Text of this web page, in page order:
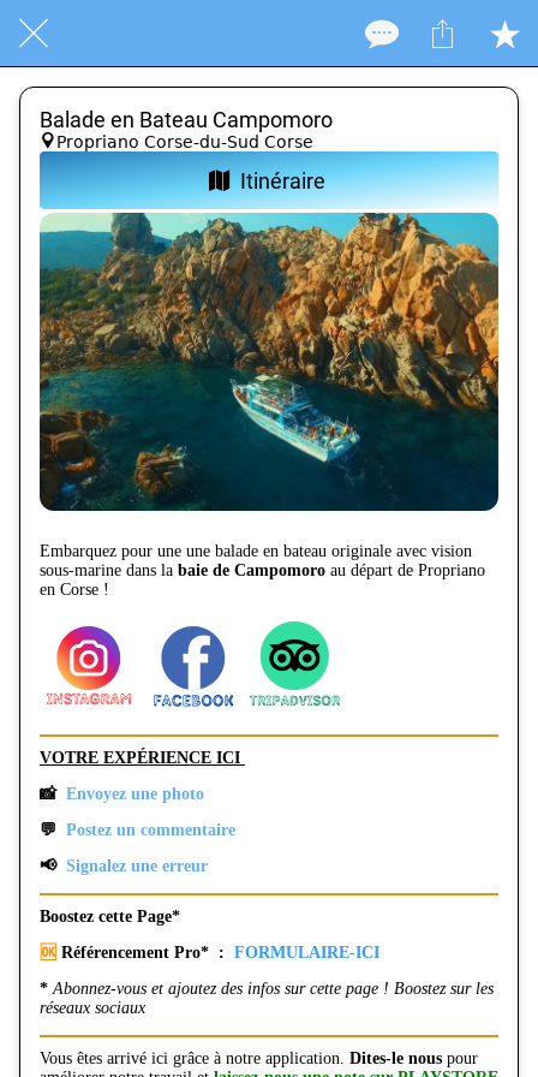
Balade en Bateau Campomoro
Propriano Corse-du-Sud Corse
Itinéraire
Embarquez pour une une balade en bateau originale avec vision
sous-marine dans la baie de Campomoro au départ de Propriano
en Corse !
VOTRE EXPÉRIENCE ICI
📸 Envoyez une photo
💬 Postez un commentaire
📢 Signalez une erreur
Boostez cette Page*
🆗 Référencement Pro* : FORMULAIRE-ICI
*Abonnez-vous et ajoutez des infos sur cette page ! Boostez sur les
réseaux sociaux
Vous êtes arrivé ici grâce à notre application. Dites-le nous pour